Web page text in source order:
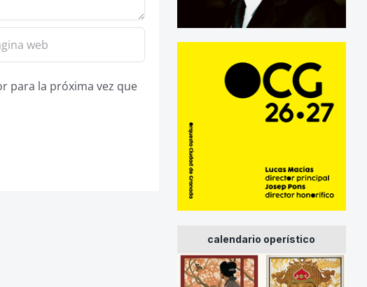
para la próxima vez que
calendario operístico